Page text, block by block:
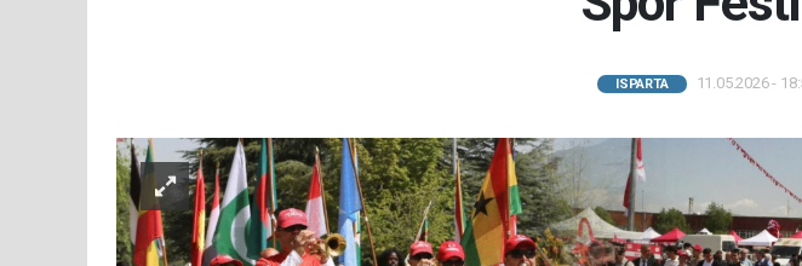
ISPARTA 11.05.2026 -